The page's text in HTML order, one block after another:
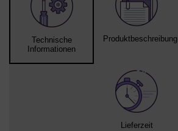
Technische
Informationen
Produktbeschreibung
Lieferzeit